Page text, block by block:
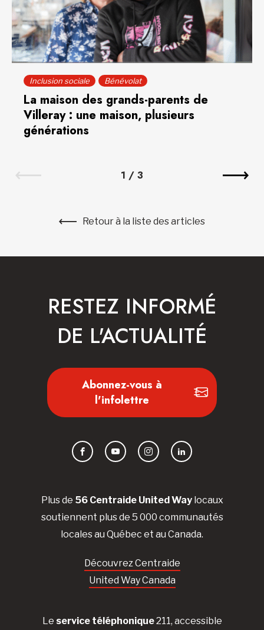
Inclusion sociale Bénévolat
La maison des grands-parents de
Villeray : une maison, plusieurs
générations
1 / 3
Retour à la liste des articles
Plus de 56 Centraide United Waylocaux
soutiennent plus de 5 000 communautés
locales au Québec et au Canada.
Découvrez Centraide
United Way Canada
Le service téléphonique211, accessible
RESTEZ INFORMÉ
DE L'ACTUALITÉ
Abonnez-vous à
l'infolettre
FacebookYouTubeInstagramLinkedIn